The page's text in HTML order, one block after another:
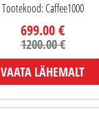
Tootekood: Caffee1000
699.00 €
1200.00 €
VAATA LÄHEMALT